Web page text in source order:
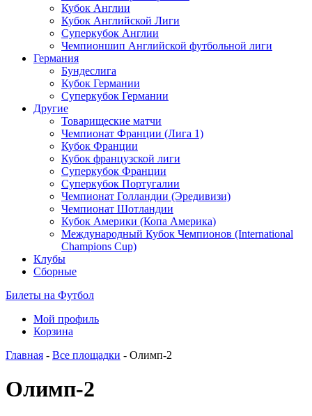
Кубок Англии
Кубок Английской Лиги
Суперкубок Англии
Чемпионшип Английской футбольной лиги
Германия
Бундеслига
Кубок Германии
Суперкубок Германии
Другие
Товарищеские матчи
Чемпионат Франции (Лига 1)
Кубок Франции
Кубок французской лиги
Суперкубок Франции
Суперкубок Португалии
Чемпионат Голландии (Эредивизи)
Чемпионат Шотландии
Кубок Америки (Копа Америка)
Международный Кубок Чемпионов (International
Champions Cup)
Клубы
Сборные
Билеты на Футбол
Мой профиль
Корзина
Главная - Все площадки - Олимп-2
Олимп-2